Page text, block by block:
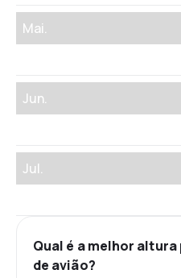
Mai.
Jun.
Jul.
Qual é a melhor
de avião?